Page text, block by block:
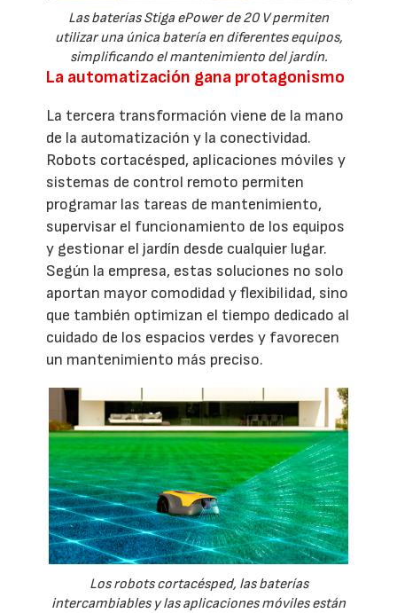
Las baterías Stiga ePower de 20 V permiten
utilizar una única batería en diferentes equipos,
simplificando el mantenimiento del jardín.
La automatización gana protagonismo
La tercera transformación viene de la mano
de la automatización y la conectividad.
Robots cortacésped, aplicaciones móviles y
sistemas de control remoto permiten
programar las tareas de mantenimiento,
supervisar el funcionamiento de los equipos
y gestionar el jardín desde cualquier lugar.
Según la empresa, estas soluciones no solo
aportan mayor comodidad y flexibilidad, sino
que también optimizan el tiempo dedicado al
cuidado de los espacios verdes y favorecen
un mantenimiento más preciso.
Los robots cortacésped, las baterías
intercambiables y las aplicaciones móviles están